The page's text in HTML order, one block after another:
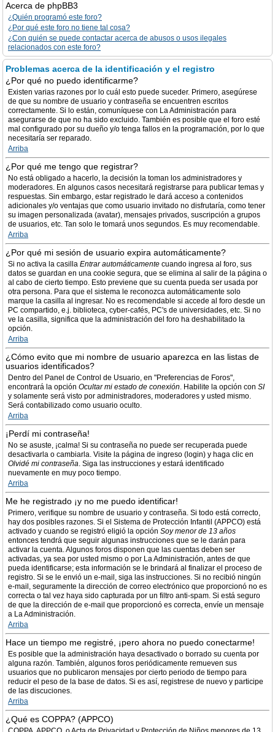
Acerca de phpBB3
¿Quién programó este foro?
¿Por qué este foro no tiene tal cosa?
¿Con quién se puede contactar acerca de abusos o usos ilegales
relacionados con este foro?
Problemas acerca de la identificación y el registro
¿Por qué no puedo identificarme?
Existen varias razones por lo cuál esto puede suceder. Primero, asegúrese
de que su nombre de usuario y contraseña se encuentren escritos
correctamente. Si lo están, comuníquese con La Administración para
asegurarse de que no ha sido excluido. También es posible que el foro esté
mal configurado por su dueño y/o tenga fallos en la programación, por lo que
necesitaría ser reparado.
Arriba
¿Por qué me tengo que registrar?
No está obligado a hacerlo, la decisión la toman los administradores y
moderadores. En algunos casos necesitará registrarse para publicar temas y
respuestas. Sin embargo, estar registrado le dará acceso a contenidos
adicionales y/o ventajas que como usuario invitado no disfrutaría, como tener
su imagen personalizada (avatar), mensajes privados, suscripción a grupos
de usuarios, etc. Tan solo le tomará unos segundos. Es muy recomendable.
Arriba
¿Por qué mi sesión de usuario expira automáticamente?
Si no activa la casilla Entrar automáticamente cuando ingresa al foro, sus
datos se guardan en una cookie segura, que se elimina al salir de la página o
al cabo de cierto tiempo. Esto previene que su cuenta pueda ser usada por
otra persona. Para que el sistema le reconozca automáticamente solo
marque la casilla al ingresar. No es recomendable si accede al foro desde un
PC compartido, e.j. biblioteca, cyber-cafés, PC's de universidades, etc. Si no
ve la casilla, significa que la administración del foro ha deshabilitado la
opción.
Arriba
¿Cómo evito que mi nombre de usuario aparezca en las listas de
usuarios identificados?
Dentro del Panel de Control de Usuario, en "Preferencias de Foros",
encontrará la opción Ocultar mi estado de conexión. Habilite la opción con SI
y solamente será visto por administradores, moderadores y usted mismo.
Será contabilizado como usuario oculto.
Arriba
¡Perdí mi contraseña!
No se asuste, ¡calma! Si su contraseña no puede ser recuperada puede
desactivarla o cambiarla. Visite la página de ingreso (login) y haga clic en
Olvidé mi contraseña. Siga las instrucciones y estará identificado
nuevamente en muy poco tiempo.
Arriba
Me he registrado ¡y no me puedo identificar!
Primero, verifique su nombre de usuario y contraseña. Si todo está correcto,
hay dos posibles razones. Si el Sistema de Protección Infantil (APPCO) está
activado y cuando se registró eligió la opción Soy menor de 13 años
entonces tendrá que seguir algunas instrucciones que se le darán para
activar la cuenta. Algunos foros disponen que las cuentas deben ser
activadas, ya sea por usted mismo o por La Administración, antes de que
pueda identificarse; esta información se le brindará al finalizar el proceso de
registro. Si se le envió un e-mail, siga las instrucciones. Si no recibió ningún
e-mail, seguramente la dirección de correo electrónico que proporcionó no es
correcta o tal vez haya sido capturada por un filtro anti-spam. Si está seguro
de que la dirección de e-mail que proporcionó es correcta, envíe un mensaje
a La Administración.
Arriba
Hace un tiempo me registré, ¡pero ahora no puedo conectarme!
Es posible que la administración haya desactivado o borrado su cuenta por
alguna razón. También, algunos foros periódicamente remueven sus
usuarios que no publicaron mensajes por cierto periodo de tiempo para
reducir el peso de la base de datos. Si es así, registrese de nuevo y participe
de las discuciones.
Arriba
¿Qué es COPPA? (APPCO)